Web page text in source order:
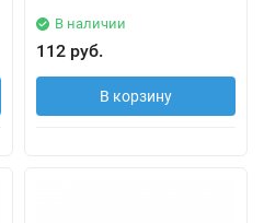
В наличии
112 руб.
В корзину